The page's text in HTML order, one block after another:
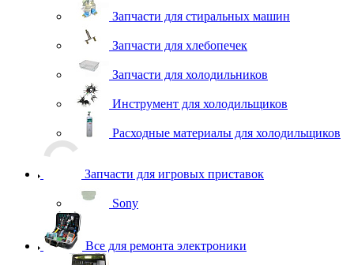
Запчасти для стиральных машин
Запчасти для хлебопечек
Запчасти для холодильников
Инструмент для холодильщиков
Расходные материалы для холодильщиков
Запчасти для игровых приставок
Sony
Все для ремонта электроники